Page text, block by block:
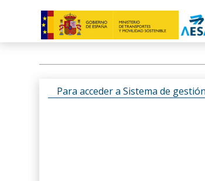
Para acceder a Sistema de